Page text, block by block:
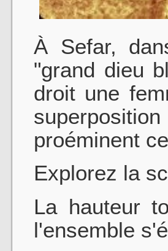
À Sefar,
"grand dieu
droit une
proéminent
Explorez la
La hauteur
l'ensemble